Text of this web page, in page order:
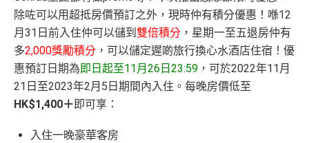
除咗可以用超抵房價預訂之外，現時仲有積分優惠！喺12
月31日前入住仲可以儲到 雙倍積分 ，星期一至五退房仲有
多2,000獎勵積分 ，可以儲定遲啲旅行換心水酒店住宿 ！優
惠預訂日期為即日起至11月26日23:59 ，可於2022年11月
21日至2023年2月5日期間內入住。每晚房價低至
HK$1,400＋即可享：
入住一晚豪華客房